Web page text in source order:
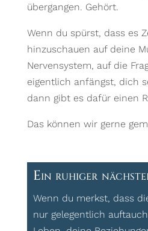
übergangen. Gehört.
Wenn du spürst, dass es
hinzuschauen auf deine
Nervensystem, auf die
eigentlich anfängst, dich
dann gibt es dafür einen
Das können wir gerne
Ein ruhiger
Wenn du merkst, dass
nur gelegentlich